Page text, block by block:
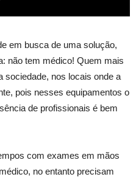
em busca de uma solução,
não tem médico! Quem mais
sociedade, nos locais onde a
pois nesses equipamentos o
de profissionais é bem
com exames em mãos
no entanto precisam